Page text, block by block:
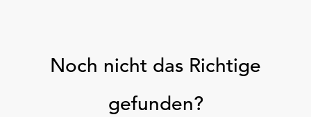
Noch nicht das Richtige
gefunden?